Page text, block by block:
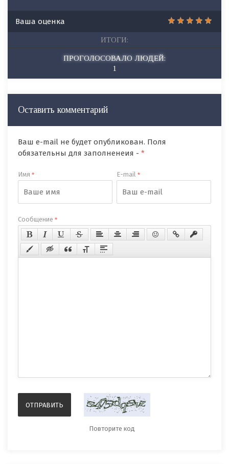
Ваша оценка
ИТОГИ:
ПРОГОЛОСОВАЛО ЛЮДЕЙ:
1
Оставить комментарий
Ваш e-mail не будет опубликован. Поля
обязательны для заполненеия - *
Имя * E-mail*
Сообщение *